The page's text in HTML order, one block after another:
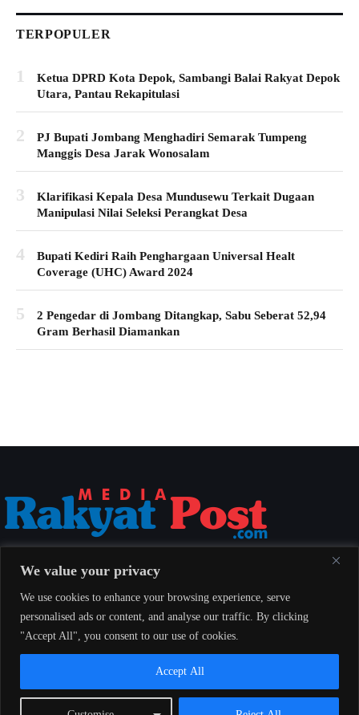
We value your privacy
We use cookies to enhance your browsing experience, serve
personalised ads or content, and analyse our traffic. By clicking
"Accept All", you consent to our use of cookies.
Accept All
TERPOPULER
1
Ketua DPRD Kota Depok, Sambangi Balai Rakyat Depok
Utara, Pantau Rekapitulasi
2
PJ Bupati Jombang Menghadiri Semarak Tumpeng
Manggis Desa Jarak Wonosalam
3
Klarifikasi Kepala Desa Mundusewu Terkait Dugaan
Manipulasi Nilai Seleksi Perangkat Desa
4
Bupati Kediri Raih Penghargaan Universal Healt
Coverage (UHC) Award 2024
5
2 Pengedar di Jombang Ditangkap, Sabu Seberat 52,94
Gram Berhasil Diamankan
berimbang untuk seluruh masyarakat Indonesia.
Redaksi Pedoman Pemberitaan Media Siber
© 2026 Media Rakyat Post — Seluruh hak cipta dilindungi undang-